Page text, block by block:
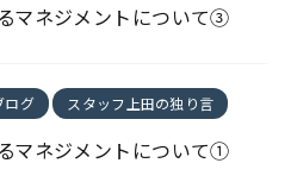
マネジメントについて③
ログ スタッフ上田の独り言
マネジメントについて①